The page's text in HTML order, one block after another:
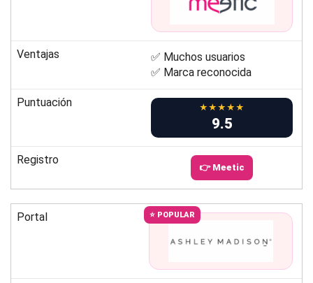
Ventajas
✅ Muchos usuarios
✅ Marca reconocida
Puntuación ★★★★★
9.5
Registro
👉 Meetic
Portal ⭐ POPULAR